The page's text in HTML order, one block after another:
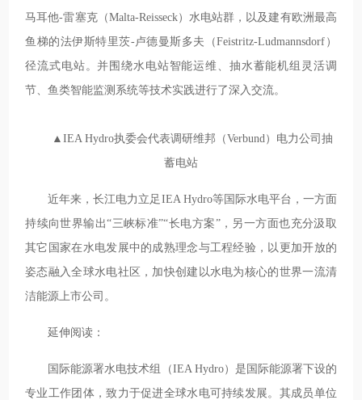
马耳他-雷塞克（Malta-Reisseck）水电站群，以及建有欧洲最高
鱼梯的法伊斯特里茨-卢德曼斯多夫（Feistritz-Ludmannsdorf）
径流式电站。并围绕水电站智能运维、抽水蓄能机组灵活调
节、鱼类智能监测系统等技术实践进行了深入交流。
▲IEA Hydro执委会代表调研维邦（Verbund）电力公司抽
蓄电站
近年来，长江电力立足IEA Hydro等国际水电平台，一方面
持续向世界输出“三峡标准”“长电方案”，另一方面也充分汲取
其它国家在水电发展中的成熟理念与工程经验，以更加开放的
姿态融入全球水电社区，加快创建以水电为核心的世界一流清
洁能源上市公司。
延伸阅读：
国际能源署水电技术组（IEA Hydro）是国际能源署下设的
专业工作团体，致力于促进全球水电可持续发展。其成员单位